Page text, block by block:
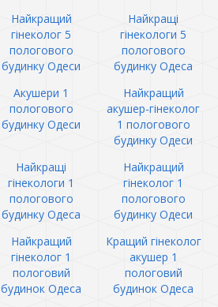
Найкращий
гінеколог 5
пологового
будинку Одеси
Найкращі
гінекологи 5
пологового
будинку Одеса
Акушери 1
пологового
будинку Одеси
Найкращий
акушер-гінеколог
1 пологового
будинку Одеси
Найкращі
гінекологи 1
пологового
будинку Одеса
Найкращий
гінеколог 1
пологового
будинку Одеси
Найкращий
гінеколог 1
пологовий
будинок Одеса
Кращий гінеколог
акушер 1
пологовий
будинок Одеса